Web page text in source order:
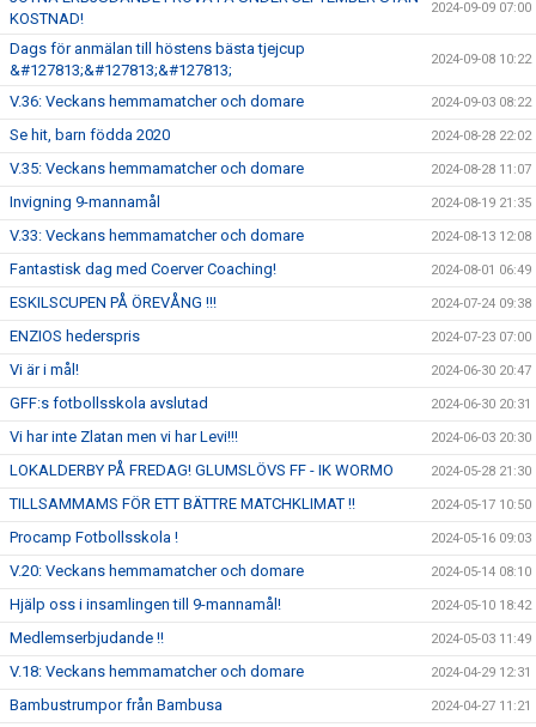
KOSTNAD!
2024-09-09 07:00
Dags för anmälan till höstens bästa tjejcup
&#127813;&#127813;&#127813;
2024-09-08 10:22
V.36: Veckans hemmamatcher och domare 2024-09-03 08:22
Se hit, barn födda 2020 2024-08-28 22:02
V.35: Veckans hemmamatcher och domare 2024-08-28 11:07
Invigning 9-mannamål 2024-08-19 21:35
V.33: Veckans hemmamatcher och domare 2024-08-13 12:08
Fantastisk dag med Coerver Coaching! 2024-08-01 06:49
ESKILSCUPEN PÅ ÖREVÅNG !!! 2024-07-24 09:38
ENZIOS hederspris 2024-07-23 07:00
Vi är i mål! 2024-06-30 20:47
GFF:s fotbollsskola avslutad 2024-06-30 20:31
Vi har inte Zlatan men vi har Levi!!! 2024-06-03 20:30
LOKALDERBY PÅ FREDAG! GLUMSLÖVS FF - IK WORMO 2024-05-28 21:30
TILLSAMMAMS FÖR ETT BÄTTRE MATCHKLIMAT !! 2024-05-17 10:50
Procamp Fotbollsskola ! 2024-05-16 09:03
V.20: Veckans hemmamatcher och domare 2024-05-14 08:10
Hjälp oss i insamlingen till 9-mannamål! 2024-05-10 18:42
Medlemserbjudande !! 2024-05-03 11:49
V.18: Veckans hemmamatcher och domare 2024-04-29 12:31
Bambustrumpor från Bambusa 2024-04-27 11:21